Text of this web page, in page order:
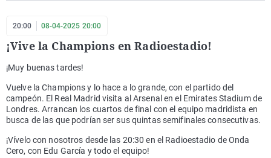
20:00 08-04-2025 20:00
¡Vive la Champions en Radioestadio!
¡Muy buenas tardes!
Vuelve la Champions y lo hace a lo grande, con el partido del
campeón. El Real Madrid visita al Arsenal en el Emirates Stadium de
Londres. Arrancan los cuartos de final con el equipo madridista en
busca de las que podrían ser sus quintas semifinales consecutivas.
¡Vívelo con nosotros desde las 20:30 en el Radioestadio de Onda
Cero, con Edu García y todo el equipo!